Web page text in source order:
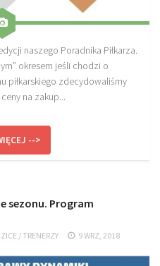
naszego Poradnika Piłkarza.
okresem jeśli chodzi o
piłkarskiego zdecydowaliśmy
na zakup...
-->
sezonu. Program
/TRENERZY 9 WRZ, 2018